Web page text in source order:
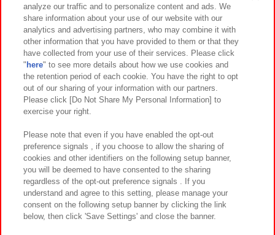
イベント・キャンペーン
関連会社 サステナビリティ サイトポリシー
プライバシーポリシー ウェブアクセシビリティ方針と検証結果
お取引先さまとともに
カスタマーハラスメント対応方針 よくあるご質問・お問い合わせ
©Bandai Namco Amusement Inc.
analyze our traffic and to personalize content and ads. We
share information about your use of our website with our
analytics and advertising partners, who may combine it with
other information that you have provided to them or that they
have collected from your use of their services. Please click
" here" to see more details about how we use cookies and
the retention period of each cookie. You have the right to opt
out of our sharing of your information with our partners.
Please click [Do Not Share My Personal Information] to
exercise your right.
Please note that even if you have enabled the opt-out
preference signals , if you choose to allow the sharing of
cookies and other identifiers on the following setup banner,
you will be deemed to have consented to the sharing
regardless of the opt-out preference signals . If you
understand and agree to this setting, please manage your
consent on the following setup banner by clicking the link
below, then click 'Save Settings' and close the banner.